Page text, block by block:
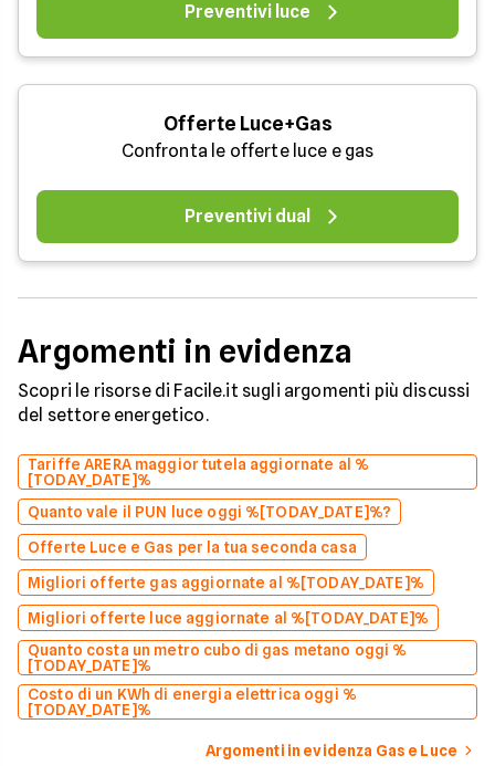
Preventivi luce
Offerte Luce+Gas
Confronta le offerte luce e gas
Preventivi dual
Argomenti in evidenza
Scopri le risorse di Facile.it sugli argomenti più discussi
del settore energetico.
Tariffe ARERA maggior tutela aggiornate al %
[TODAY_DATE]%
Quanto vale il PUN luce oggi %[TODAY_DATE]%?
Offerte Luce e Gas per la tua seconda casa
Migliori offerte gas aggiornate al %[TODAY_DATE]%
Migliori offerte luce aggiornate al %[TODAY_DATE]%
Quanto costa un metro cubo di gas metano oggi %
[TODAY_DATE]%
Costo di un KWh di energia elettrica oggi %
[TODAY_DATE]%
Argomenti in evidenza Gas e Luce